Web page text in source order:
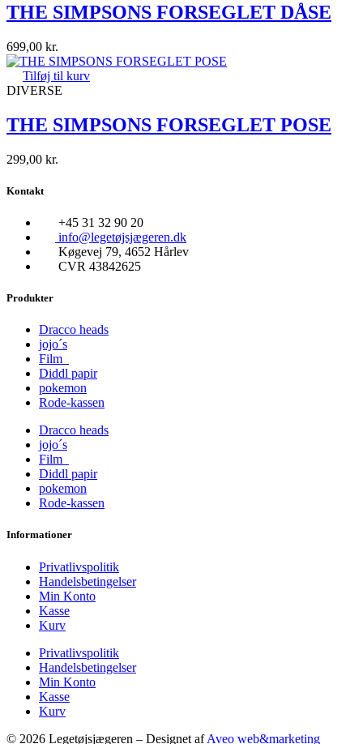
THE SIMPSONS FORSEGLET DÅSE
699,00 kr.
Tilføj til kurv
DIVERSE
THE SIMPSONS FORSEGLET POSE
299,00 kr.
Kontakt
+45 31 32 90 20
info@legetøjsjægeren.dk
Køgevej 79, 4652 Hårlev
CVR 43842625
Produkter
Dracco heads
jojo´s
Film
Diddl papir
pokemon
Rode-kassen
Dracco heads
jojo´s
Film
Diddl papir
pokemon
Rode-kassen
Informationer
Privatlivspolitik
Handelsbetingelser
Min Konto
Kasse
Kurv
Privatlivspolitik
Handelsbetingelser
Min Konto
Kasse
Kurv
© 2026 Legetøjsjægeren – Designet afAveo web&marketing